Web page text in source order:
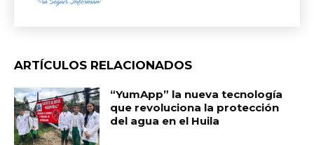
ARTÍCULOS RELACIONADOS
“YumApp” la nueva tecnología
que revoluciona la protección
del agua en el Huila